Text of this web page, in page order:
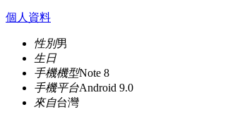
個人資料
性別男
生日
手機機型Note 8
手機平台Android 9.0
來自台灣